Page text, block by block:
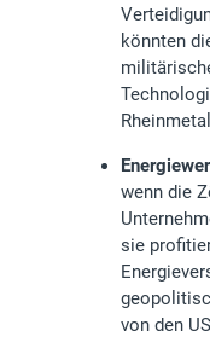
könnten
wenn die
sie
von den